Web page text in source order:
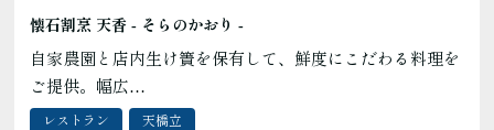
懐石割烹 天香 - そらのかおり -
自家農園と店内生け簀を保有して、鮮度にこだわる料理を
ご提供。幅広…
レストラン 天橋立